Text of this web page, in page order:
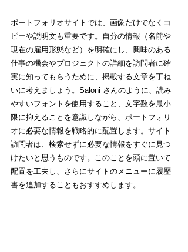
ポートフォリオサイトでは、画像だけでなくコ
ピーや説明文も重要です。自分の情報（名前や
現在の雇用形態など）を明確にし、興味のある
仕事の機会やプロジェクトの詳細を訪問者に確
実に知ってもらうために、掲載する文章を丁ね
いに考えましょう。Saloni さんのように、読み
やすいフォントを使用すること、文字数を最小
限に抑えることを意識しながら、ポートフォリ
オに必要な情報を戦略的に配置します。サイト
訪問者は、検索せずに必要な情報をすぐに見つ
けたいと思うものです。このことを頭に置いて
配置を工夫し、さらにサイトのメニューに履歴
書を追加することもおすすめします。